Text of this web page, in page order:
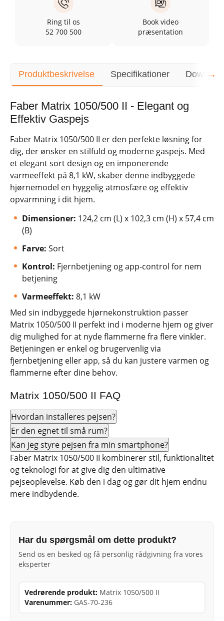
Ring til os
52 700 500
Book video
præsentation
Produktbeskrivelse Specifikationer
Faber Matrix 1050/500 II - Elegant og
Effektiv Gaspejs
Faber Matrix 1050/500 II er den perfekte løsning for
dig, der ønsker en stilfuld og moderne gaspejs. Med
et elegant sort design og en imponerende
varmeeffekt på 8,1 kW, skaber denne indbyggede
hjørnemodel en hyggelig atmosfære og effektiv
opvarmning i dit hjem.
Dimensioner: 124,2 cm (L) x 102,3 cm (H) x 57,4 cm
(B)
Farve: Sort
Kontrol: Fjernbetjening og app-control for nem
betjening
Varmeeffekt: 8,1 kW
Med sin indbyggede hjørnekonstruktion passer
Matrix 1050/500 II perfekt ind i moderne hjem og giver
dig mulighed for at nyde flammerne fra flere vinkler.
Betjeningen er enkel og brugervenlig via
fjernbetjening eller app, så du kan justere varmen og
flammerne efter dine behov.
Matrix 1050/500 II FAQ
Hvordan installeres pejsen?
Er den egnet til små rum?
Kan jeg styre pejsen fra min smartphone?
Faber Matrix 1050/500 II kombinerer stil, funktionalitet
og teknologi for at give dig den ultimative
pejseoplevelse. Køb den i dag og gør dit hjem endnu
mere indbydende.
Har du spørgsmål om dette produkt?
Send os en besked og få personlig rådgivning fra vores
eksperter
Vedrørende produkt: Matrix 1050/500 II
Varenummer: GAS-70-236
→